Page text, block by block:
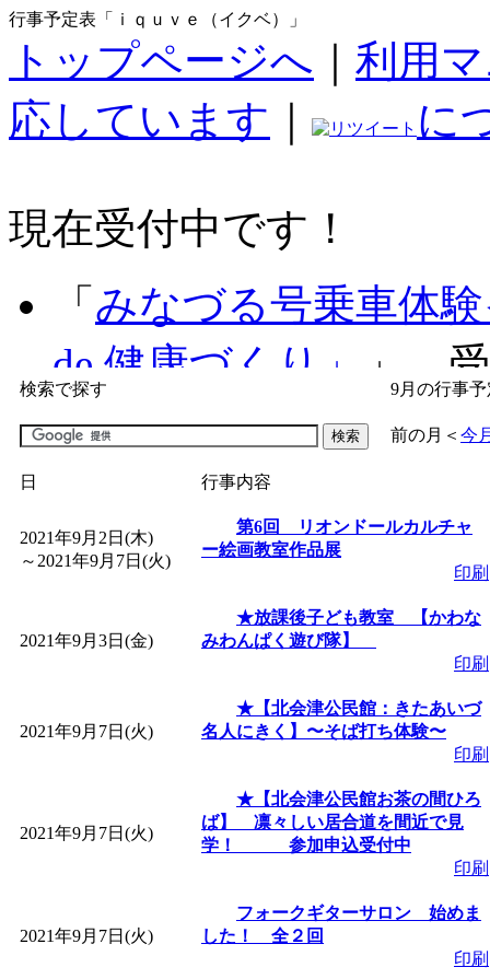
行事予定表「ｉｑｕｖｅ（イクベ）」
トップページへ
利用
応しています
に
現在受付中です！
「 みなづる号乗車体
de 健康づくり」
」 受
「子育て交流広場「
間：2026/07/09～
「皆鶴姫のこびる塾
」 受付期間：～
「子育て講座「ばん
2026/07/10～2026/08/
子育て交流広場「
間：2026/07/13～2026/
子育て交流広場「
間：2026/08/10～2026/
検索で探す 9月の行事予
前の月 ＜ 今
日 行事内容
2021年9月2日(木)
～ 2021年9月7日(火)
第6回 リオンドールカルチャ
ー絵画教室作品展
印刷
2021年9月3日(金)
★放課後子ども教室 【かわな
みわんぱく遊び隊】
印刷
2021年9月7日(火)
★【北会津公民館：きたあいづ
名人にきく】〜そば打ち体験〜
印刷
2021年9月7日(火)
★【北会津公民館お茶の間ひろ
ば】 凛々しい居合道を間近で見
学！ 参加申込受付中
印刷
2021年9月7日(火)
フォークギターサロン 始めま
した！ 全２回
印刷